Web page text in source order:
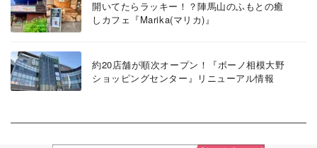
開いてたらラッキー！？陣馬山のふもとの癒
しカフェ『Marika(マリカ)』
約20店舗が順次オープン！『ボーノ相模大野
ショッピングセンター』リニューアル情報